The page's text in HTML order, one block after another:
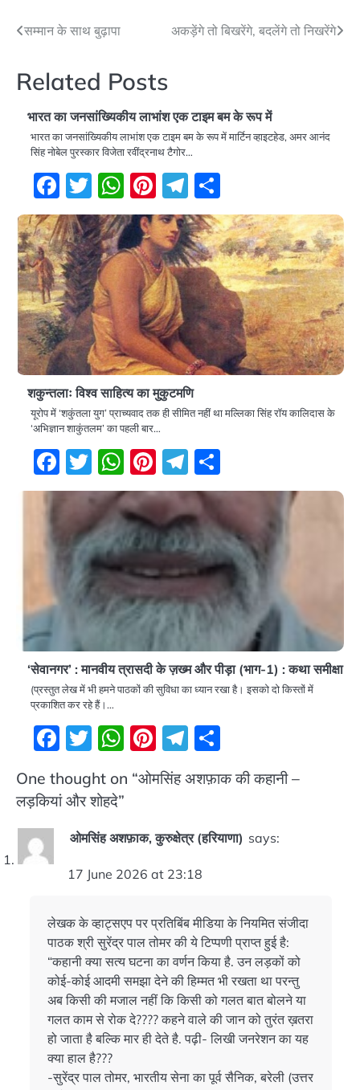
Post
सम्मान के साथ बुढ़ापा अकड़ेंगे तो बिखरेंगे, बदलेंगे तो निखरेंगे
Related Posts
भारत का जनसांख्यिकीय लाभांश एक टाइम बम के रूप में
भारत का जनसांख्यिकीय लाभांश एक टाइम बम के रूप में मार्टिन व्हाइटहेड, अमर आनंद
सिंह नोबेल पुरस्कार विजेता रवींद्रनाथ टैगोर…
Facebook
Twitter
WhatsApp
Pinterest
Telegram
शकुन्तलाः विश्व साहित्य का मुकुटमणि
यूरोप में ‘शकुंतला युग’ प्राच्यवाद तक ही सीमित नहीं था मल्लिका सिंह रॉय कालिदास के
‘अभिज्ञान शाकुंतलम’ का पहली बार…
Facebook
Twitter
WhatsApp
Pinterest
Telegram
‘सेवानगर’ : मानवीय त्रासदी के ज़ख्म और पीड़ा (भाग-1) : कथा समीक्षा
(प्रस्तुत लेख में भी हमने पाठकों की सुविधा का ध्यान रखा है। इसको दो किस्तों में
प्रकाशित कर रहे हैं।…
Facebook
Twitter
WhatsApp
Pinterest
Telegram
One thought on “ओमसिंह अशफ़ाक की कहानी –
लड़कियां और शोहदे”
ओमसिंह अशफ़ाक, कुरुक्षेत्र (हरियाणा) says:
17 June 2026 at 23:18
लेखक के व्हाट्सएप पर प्रतिबिंब मीडिया के नियमित संजीदा
पाठक श्री सुरेंद्र पाल तोमर की ये टिप्पणी प्राप्त हुई है:
“कहानी क्या सत्य घटना का वर्णन किया है. उन लड़कों को
कोई-कोई आदमी समझा देने की हिम्मत भी रखता था परन्तु
अब किसी की मजाल नहीं कि किसी को गलत बात बोलने या
गलत काम से रोक दे???? कहने वाले की जान को तुरंत ख़तरा
हो जाता है बल्कि मार ही देते है. पढ़ी- लिखी जनरेशन का यह
क्या हाल है???
-सुरेंद्र पाल तोमर, भारतीय सेना का पूर्व सैनिक, बरेली (उत्तर